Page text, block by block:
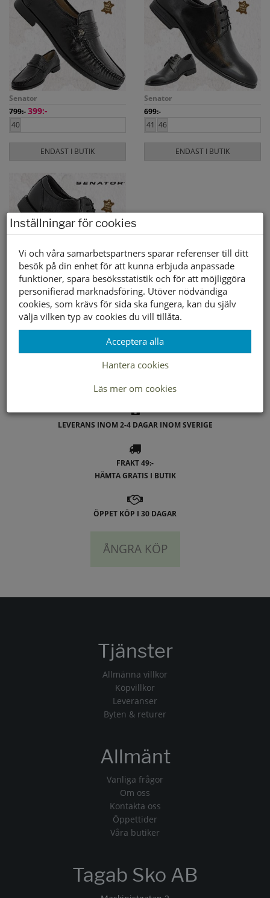
Senator
799:-399:-
40
ENDAST I BUTIK
Senator
699:-
41 46
ENDAST I BUTIK
Senator
699:- 349:-
47
LEVERANS INOM 2-4 DAGAR INOM SVERIGE
FRAKT 49:-
HÄMTA GRATIS I BUTIK
ÖPPET KÖP I 30 DAGAR
ÅNGRA KÖP
Inställningar för cookies
Vi och våra samarbetspartners sparar referenser till ditt
besök på din enhet för att kunna erbjuda anpassade
funktioner, spara besöksstatistik och för att möjliggöra
personifierad marknadsföring. Utöver nödvändiga
cookies, som krävs för sida ska fungera, kan du själv
välja vilken typ av cookies du vill tillåta.
Acceptera alla
Hantera cookies
Läs mer om cookies
Tjänster
Allmänna villkor
Köpvillkor
Leveranser
Byten & returer
Allmänt
Vanliga frågor
Om oss
Kontakta oss
Öppettider
Våra butiker
Tagab Sko AB